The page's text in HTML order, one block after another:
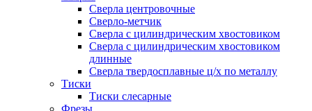
Сверла центровочные
Сверло-метчик
Сверла с цилиндрическим хвостовиком
Сверла с цилиндрическим хвостовиком
длинные
Сверла твердосплавные ц/х по металлу
Тиски
Тиски слесарные
Фрезы